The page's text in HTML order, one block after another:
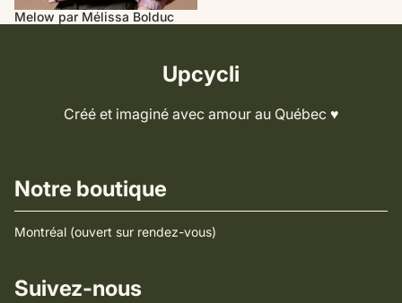
Melow par Mélissa Bolduc
Upcycli
Créé et imaginé avec amour au Québec ♥️
Notre boutique
Montréal (ouvert sur rendez-vous)
Suivez-nous